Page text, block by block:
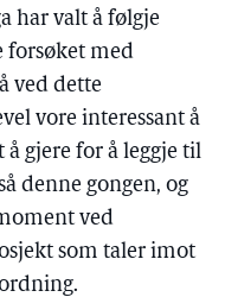
har valt å følgje
forsøket med
ved dette
vore interessant å
gjere for å leggje til
denne gongen, og
ved
som taler imot